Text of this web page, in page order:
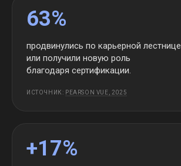
63%
продвинулись по карьерной лестнице
или получили новую роль
благодаря сертификации.
ИСТОЧНИК: PEARSON VUE, 2025
+17%